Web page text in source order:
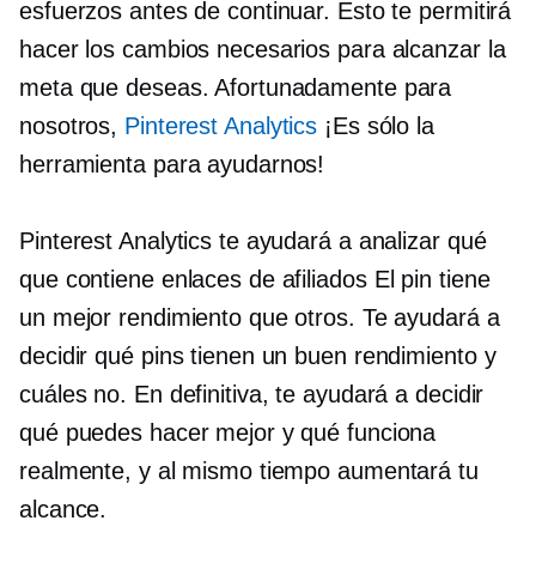
esfuerzos antes de continuar. Esto te permitirá
hacer los cambios necesarios para alcanzar la
meta que deseas. Afortunadamente para
nosotros, Pinterest Analytics ¡Es sólo la
herramienta para ayudarnos!
Pinterest Analytics te ayudará a analizar qué
que contiene enlaces de afiliadosEl pin tiene
un mejor rendimiento que otros. Te ayudará a
decidir qué pins tienen un buen rendimiento y
cuáles no. En definitiva, te ayudará a decidir
qué puedes hacer mejor y qué funciona
realmente, y al mismo tiempo aumentará tu
alcance.